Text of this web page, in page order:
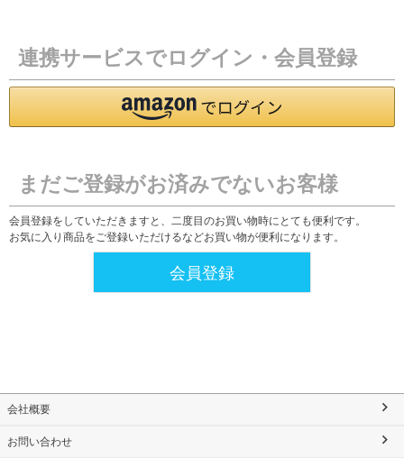
連携サービスでログイン・会員登録
まだご登録がお済みでないお客様
会員登録をしていただきますと、二度目のお買い物時にとても便利です。
お気に入り商品をご登録いただけるなどお買い物が便利になります。
会員登録
会社概要
お問い合わせ